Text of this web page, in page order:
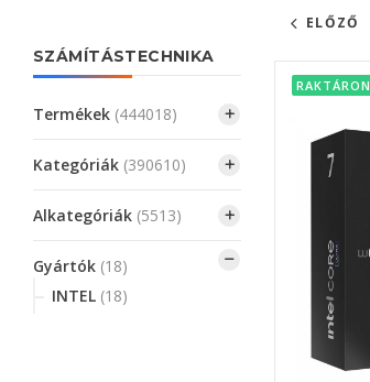
SZÁMÍTÁSTECHNIKA
Termékek (444018)
Kategóriák (390610)
Alkategóriák (5513)
Gyártók (18)
INTEL (18)
ELŐZŐ
RAKTÁRON